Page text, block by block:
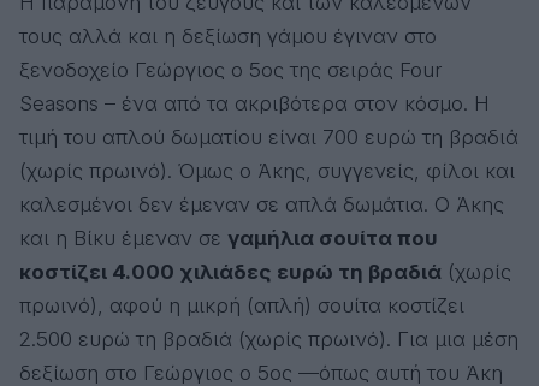
τους αλλά και η δεξίωση γάμου έγιναν στο
ξενοδοχείο Γεώργιος ο 5ος της σειράς Four
Seasons – ένα από τα ακριβότερα στον κόσμο. Η
τιμή του απλού δωματίου είναι 700 ευρώ τη βραδιά
(χωρίς πρωινό). Όμως ο Άκης, συγγενείς, φίλοι και
καλεσμένοι δεν έμεναν σε απλά δωμάτια. Ο Άκης
και η Βίκυ έμεναν σε γαμήλια σουίτα που
κοστίζει 4.000 χιλιάδες ευρώ τη βραδιά (χωρίς
πρωινό), αφού η μικρή (απλή) σουίτα κοστίζει
2.500 ευρώ τη βραδιά (χωρίς πρωινό). Για μια μέση
δεξίωση στο Γεώργιος ο 5ος —όπως αυτή του Άκη